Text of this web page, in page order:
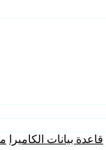
قاعدة بيانات الكاميرا